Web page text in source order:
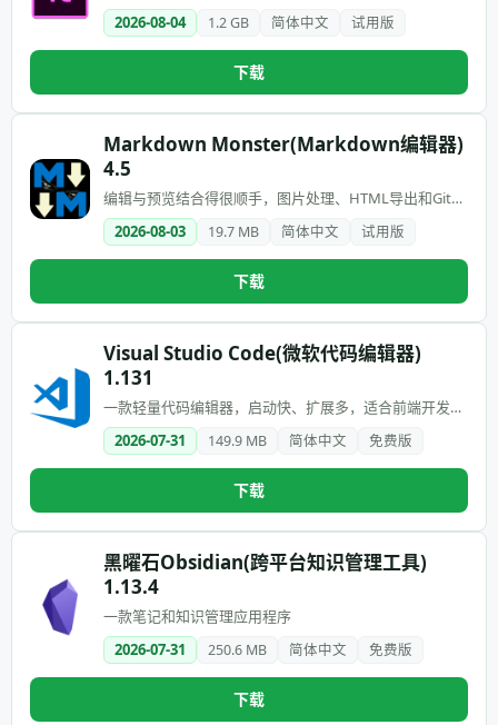
2026-08-04
1.2 GB 简体中文 试用版
下载
Markdown Monster(Markdown编辑器)
4.5
编辑与预览结合得很顺手，图片处理、HTML导出和Git集
成尤其适合技术写作者
2026-08-03 19.7 MB 简体中文 试用版
下载
Visual Studio Code(微软代码编辑器)
1.131
一款轻量代码编辑器，启动快、扩展多，适合前端开发、
脚本编写、轻量项目和跨平台使用
2026-07-31 149.9 MB 简体中文 免费版
下载
黑曜石Obsidian(跨平台知识管理工具)
1.13.4
一款笔记和知识管理应用程序
2026-07-31
250.6 MB 简体中文 免费版
下载